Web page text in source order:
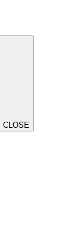
CLOSE